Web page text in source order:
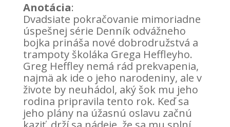
Anotácia:
Dvadsiate pokračovanie mimoriadne
úspešnej série Denník odvážneho
bojka prináša nové dobrodružstvá a
trampoty školáka Grega Heffleyho.
Greg Heffley nemá rád prekvapenia,
najmä ak ide o jeho narodeniny, ale v
živote by neuhádol, aký šok mu jeho
rodina pripravila tento rok. Keď sa
jeho plány na úžasnú oslavu začnú